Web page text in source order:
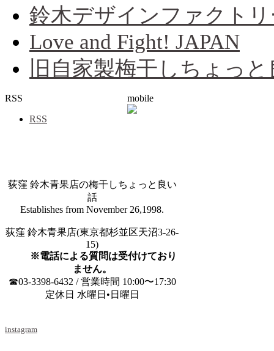
鈴木デザインファクト
Love and Fight! JAPAN
旧自家製梅干しちょっ
RSS
RSS
mobile
荻窪 鈴木青果店の梅干しちょっと良い
話
Establishes from November 26,1998.
荻窪 鈴木青果店(東京都杉並区天沼3-26-
15)
※電話による質問は受付けており
ません。
☎03-3398-6432 / 営業時間 10:00〜17:30
定休日 水曜日•日曜日
instagram